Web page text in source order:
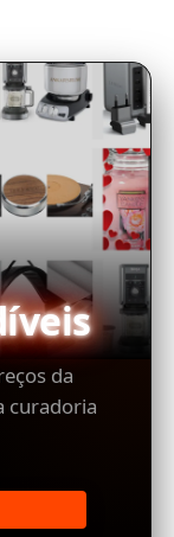
da
curadoria